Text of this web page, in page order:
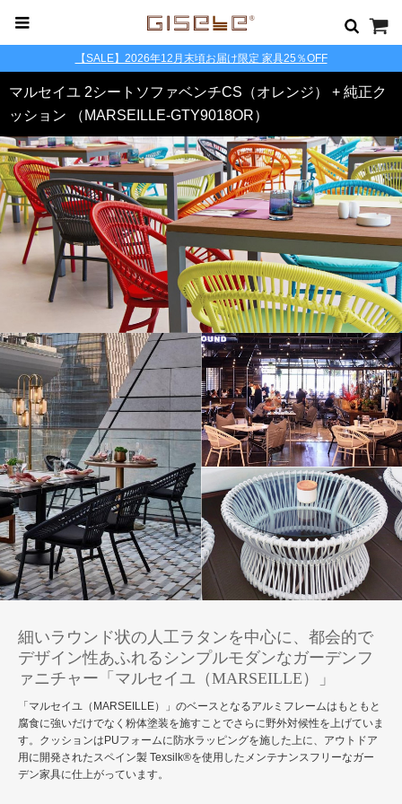
【SALE】2026年12月末頃お届け限定 家具25％OFF
マルセイユ 2シートソファベンチCS（オレンジ） + 純正ク
ッション （MARSEILLE-GTY9018OR）
細いラウンド状の人工ラタンを中心に、都会的で
デザイン性あふれるシンプルモダンなガーデンフ
ァニチャー「マルセイユ（MARSEILLE）」
「マルセイユ（MARSEILLE）」のベースとなるアルミフレームはもともと
腐食に強いだけでなく粉体塗装を施すことでさらに野外対候性を上げていま
す。クッションはPUフォームに防水ラッピングを施した上に、アウトドア
用に開発されたスペイン製 Texsilk®を使用したメンテナンスフリーなガー
デン家具に仕上がっています。